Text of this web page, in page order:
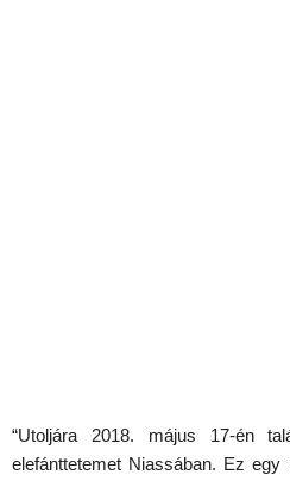
“Utoljára 2018. május 17-én
elefánttetemet Niassában. Ez egy